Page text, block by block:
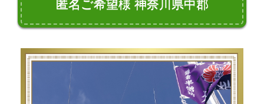
匿名ご希望様 神奈川県中郡